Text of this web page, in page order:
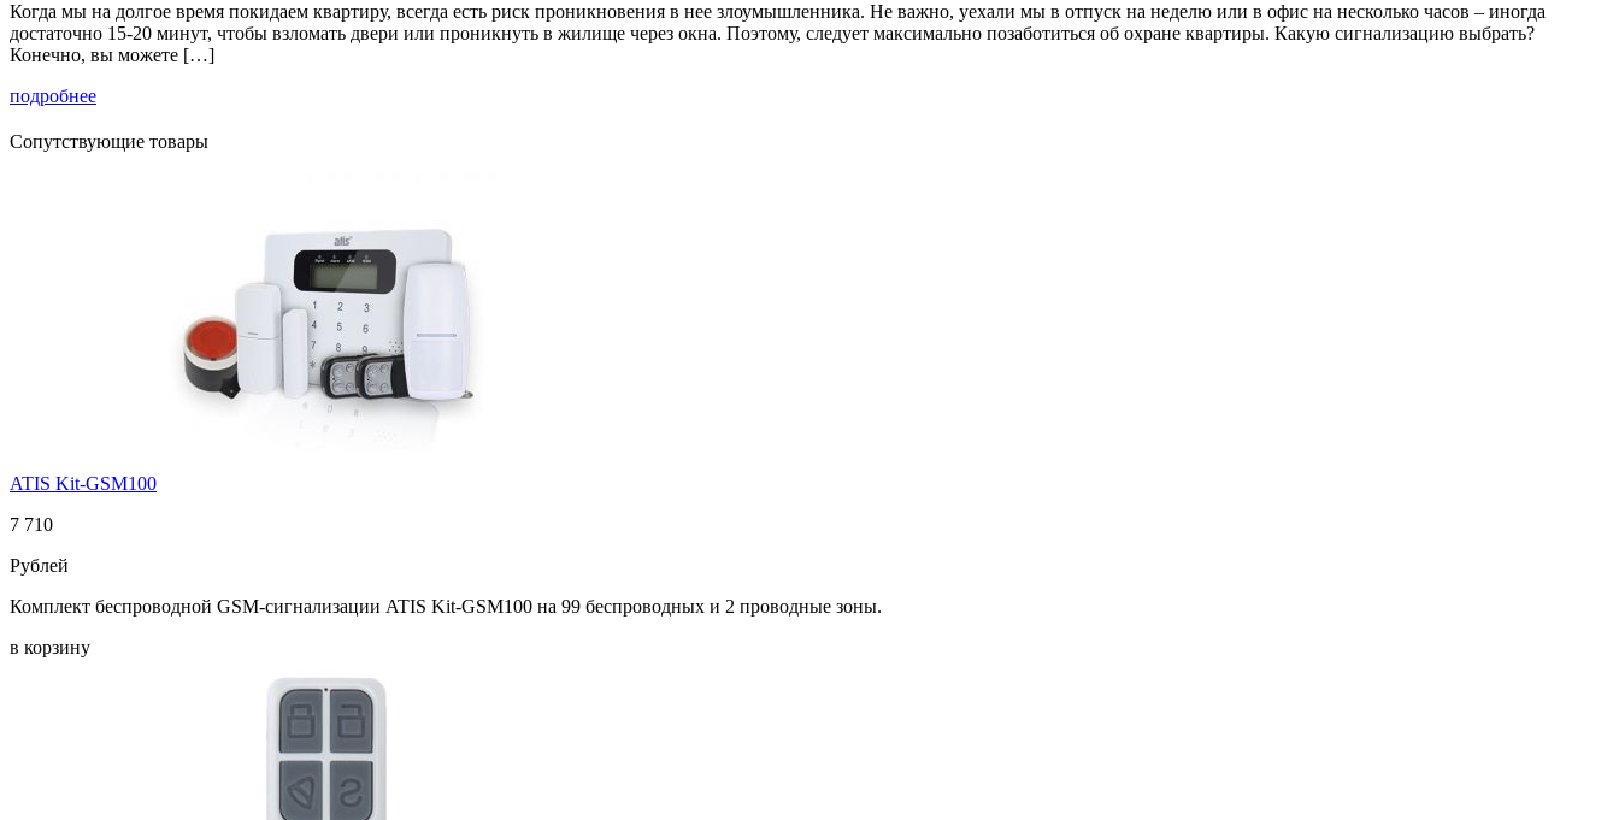
Когда мы на долгое время покидаем квартиру, всегда есть риск проникновения в нее злоумышленника. Не важно, уехали мы в отпуск на неделю или в офис на несколько часов – иногда
достаточно 15-20 минут, чтобы взломать двери или проникнуть в жилище через окна. Поэтому, следует максимально позаботиться об охране квартиры. Какую сигнализацию выбрать?
Конечно, вы можете […]
подробнее
Сопутствующие товары
ATIS Kit-GSM100
7 710
Рублей
Комплект беспроводной GSM-сигнализации ATIS Kit-GSM100 на 99 беспроводных и 2 проводные зоны.
в корзину